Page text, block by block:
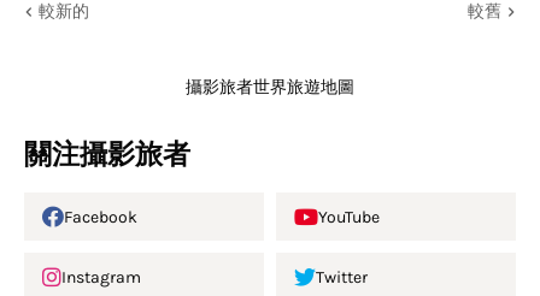
較新的 較舊
攝影旅者世界旅遊地圖
關注攝影旅者
Facebook YouTube
Instagram Twitter